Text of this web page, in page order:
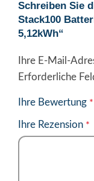
Schreiben Sie
Stack100
5,12kWh“
Ihre E-Mail-
Erforderliche
Ihre Bewertung *
Ihre Rezension *
Alternative: